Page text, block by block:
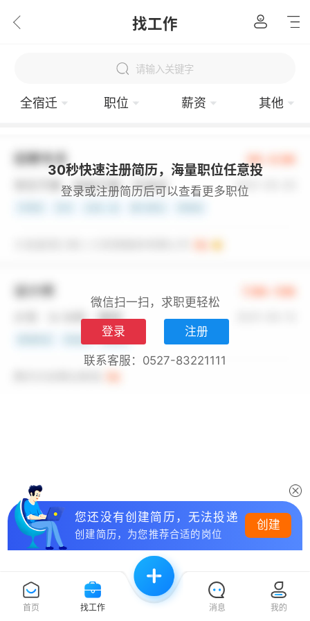
找工作
请输入关键字
全宿迁 职位 薪资 其他
30秒快速注册简历，海量职位任意投
登录或注册简历后可以查看更多职位
微信扫一扫，求职更轻松
登录 注册
联系客服：0527-83221111
首页 找工作 消息 我的
您还没有创建简历，无法投递
创建简历，为您推荐合适的岗位
创建